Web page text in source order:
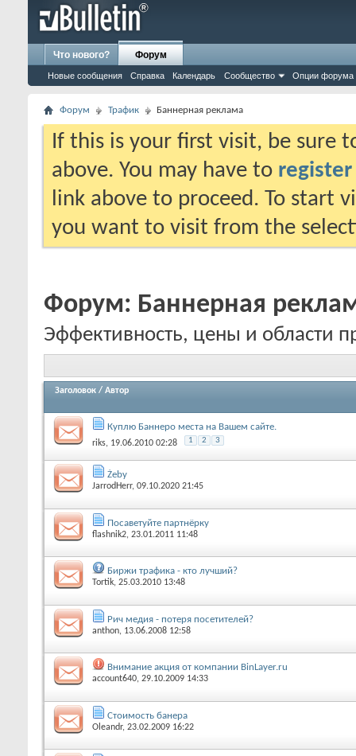
Что нового? Форум
Новые сообщения Справка Календарь Сообщество Опции форума
Форум Трафик Баннерная реклама
If this is your first visit, be sure
above. You may have to register
link above to proceed. To start
you want to visit from the
Форум: Баннерная
Эффективность, цены и области
Заголовок / Автор
Куплю Баннеро места на Вашем сайте.
riks, 19.06.2010 02:28 1 2 3
Żeby
JarrodHerr, 09.10.2020 21:45
Посаветуйте партнёрку
flashnik2, 23.01.2011 11:48
Биржи трафика - кто лучший?
Tortik, 25.03.2010 13:48
Рич медия - потеря посетителей?
anthon, 13.06.2008 12:58
Внимание акция от компании BinLayer.ru
account640, 29.10.2009 14:33
Стоимость банера
Oleandr, 23.02.2009 16:22